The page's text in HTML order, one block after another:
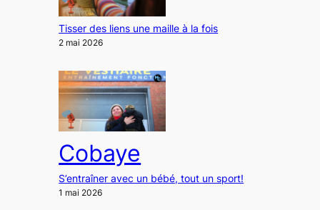
Tisser des liens une maille à la fois
2 mai 2026
Cobaye
S’entraîner avec un bébé, tout un sport!
1 mai 2026